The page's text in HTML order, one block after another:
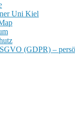
Uni Kiel
(GDPR) –